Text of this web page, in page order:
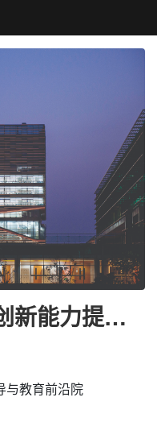
新能力提升
与教育前沿院